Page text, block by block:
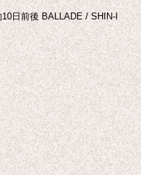
日前後 BALLADE / SHIN-I